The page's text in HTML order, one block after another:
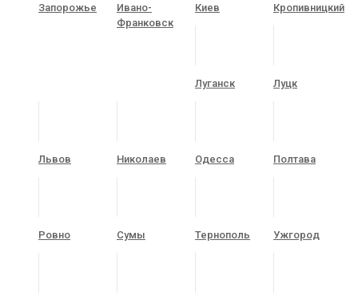
Запорожье
Ивано-
Франковск
Киев Кропивницкий
Луганск Луцк
Львов Николаев Одесса Полтава
Ровно Сумы Тернополь Ужгород